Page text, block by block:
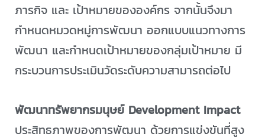
ภารกิจ และ เป้าหมายขององค์กร จากนั้นจึงมา
กำหนดหมวดหมู่การพัฒนา ออกแบบแนวทางการ
พัฒนา และกำหนดเป้าหมายของกลุ่มเป้าหมาย มี
กระบวนการประเมินวัดระดับความสามารถต่อไป
พัฒนาทรัพยากรมนุษย์ Development Impact
ประสิทธภาพของการพัฒนา ด้วยการแข่งขันที่สูง